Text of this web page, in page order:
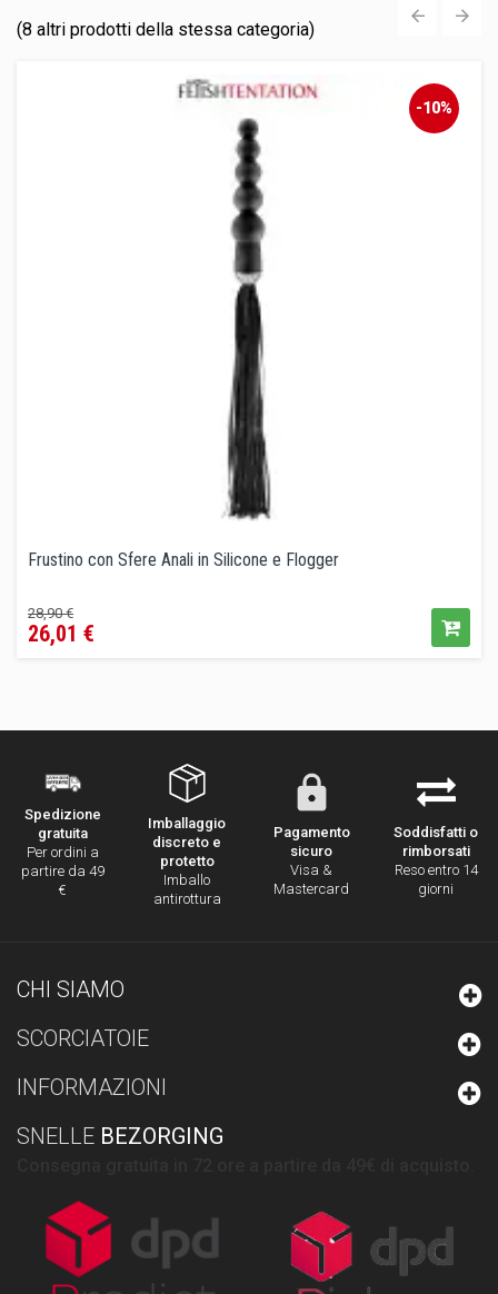
(8 altri prodotti della stessa categoria)
-10%
Frustino con Sfere Anali in Silicone e Flogger
Prezzo
base
28,90 €Prezzo
26,01 €
Spedizione
gratuita
Per ordini a
partire da 49
€
Imballaggio
discreto e
protetto
Imballo
antirottura
Pagamento
sicuro
Visa &
Mastercard
Soddisfatti o
rimborsati
Reso entro 14
giorni
CHI SIAMO
SCORCIATOIE
INFORMAZIONI
SNELLE BEZORGING